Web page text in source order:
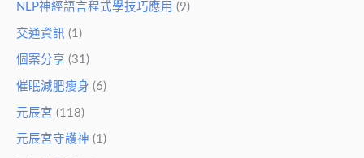
NLP神經語言程式學技巧應用 (9)
交通資訊 (1)
個案分享 (31)
催眠減肥瘦身 (6)
元辰宮 (118)
元辰宮守護神 (1)